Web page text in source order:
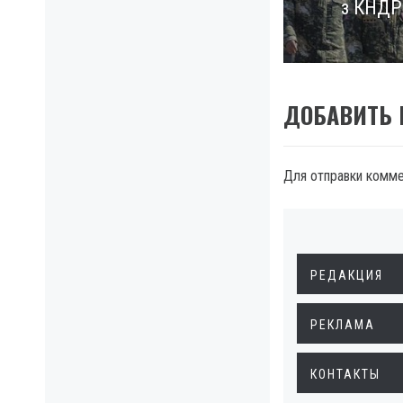
post:
з КНДР
ДОБАВИТЬ
Для отправки
РЕДАКЦИЯ
РЕКЛАМА
КОНТАКТЫ